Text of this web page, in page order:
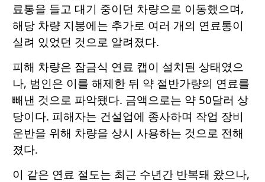
료통을 들고 대기 중이던 차량으로 이동했으며,
해당 차량 지붕에는 추가로 여러 개의 연료통이
실려 있었던 것으로 알려졌다.
피해 차량은 잠금식 연료 캡이 설치된 상태였으
나, 범인은 이를 해제한 뒤 약 절반가량의 연료를
빼낸 것으로 파악됐다. 금액으로는 약 50달러 상
당이다. 피해자는 건설업에 종사하며 작업 장비
운반을 위해 차량을 상시 사용하는 것으로 전해
졌다.
이 같은 연료 절도는 최근 수년간 반복돼 왔으나,